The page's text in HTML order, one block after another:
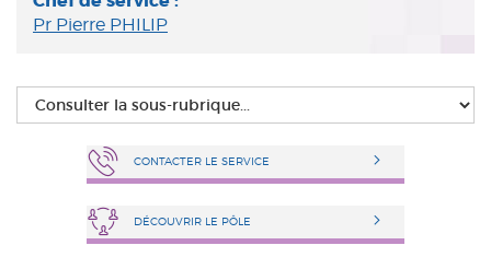
Pr Pierre PHILIP
CONTACTER LE SERVICE
DÉCOUVRIR LE PÔLE